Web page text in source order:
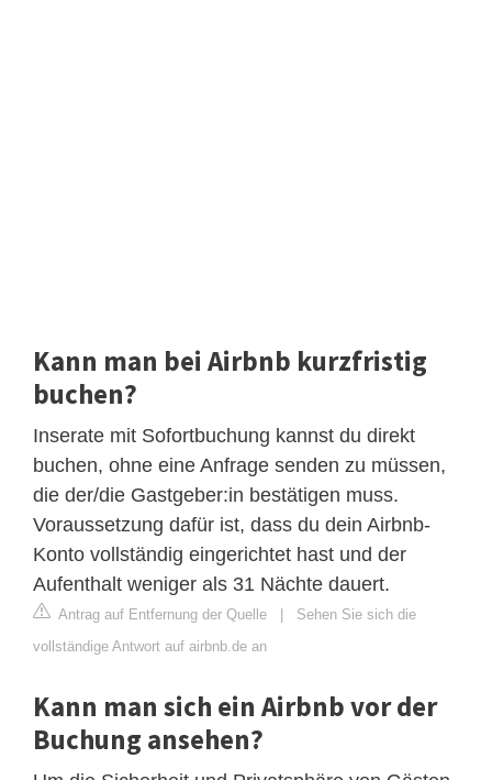
Kann man bei Airbnb kurzfristig
buchen?
Inserate mit Sofortbuchung kannst du direkt
buchen, ohne eine Anfrage senden zu müssen,
die der/die Gastgeber:in bestätigen muss.
Voraussetzung dafür ist, dass du dein Airbnb-
Konto vollständig eingerichtet hast und der
Aufenthalt weniger als 31 Nächte dauert.
Antrag auf Entfernung der Quelle | Sehen Sie sich die
vollständige Antwort auf airbnb.de an
Kann man sich ein Airbnb vor der
Buchung ansehen?